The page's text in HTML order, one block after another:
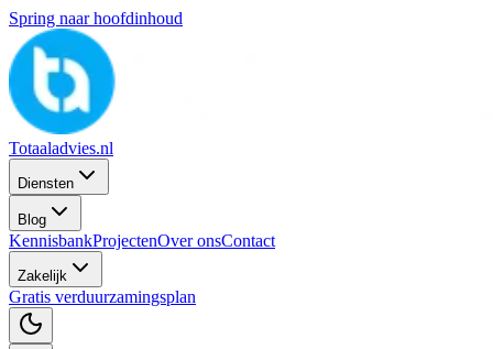
Spring naar hoofdinhoud
Totaaladvies.nl
Diensten
Blog
KennisbankProjectenOver onsContact
Zakelijk
Gratis verduurzamingsplan